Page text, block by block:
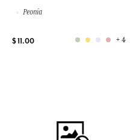
Peonía
$ 11.00 + 4